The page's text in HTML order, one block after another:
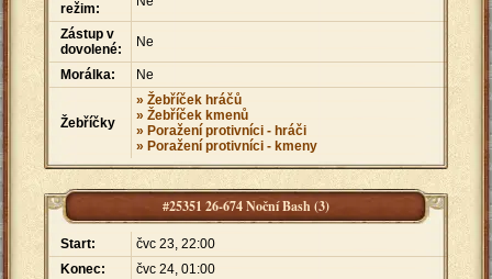
režim:
Zástup v
dovolené:
Ne
Morálka: Ne
Žebříčky
» Žebříček hráčů
» Žebříček kmenů
» Poražení protivníci - hráči
» Poražení protivníci - kmeny
#25351 26-674 Noční Bash (3)
Start:
čvc 23, 22:00
Konec:
čvc 24, 01:00